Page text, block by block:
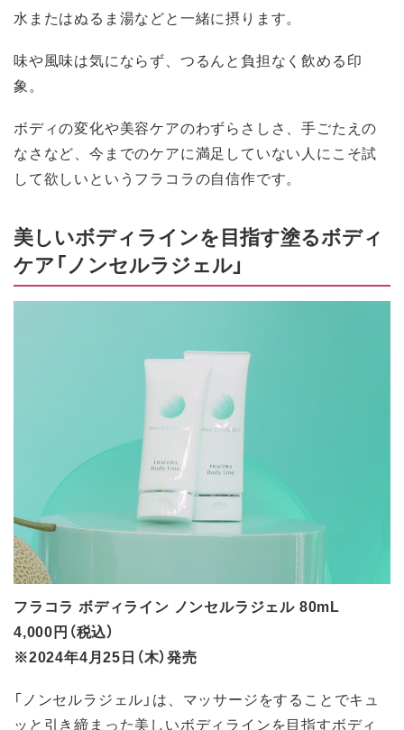
水またはぬるま湯などと一緒に摂ります。
味や風味は気にならず、つるんと負担なく飲める印
象。
ボディの変化や美容ケアのわずらさしさ、手ごたえの
なさなど、今までのケアに満足していない人にこそ試
して欲しいというフラコラの自信作です。
美しいボディラインを目指す塗るボディ
ケア「ノンセルラジェル」
フラコラ ボディライン ノンセルラジェル 80mL
4,000円（税込）
※2024年4月25日（木）発売
「ノンセルラジェル」は、マッサージをすることでキュ
ッと引き締まった美しいボディラインを目指すボディ